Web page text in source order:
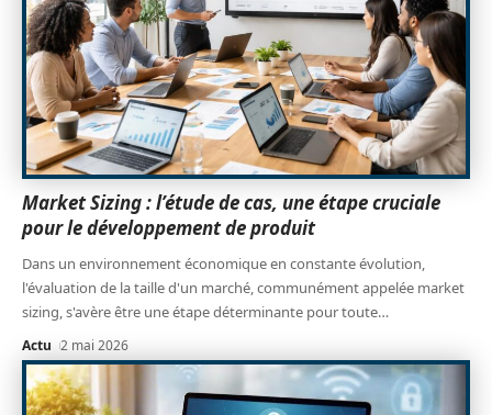
Market Sizing : l’étude de cas, une étape cruciale
pour le développement de produit
Dans un environnement économique en constante évolution,
l'évaluation de la taille d'un marché, communément appelée market
sizing, s'avère être une étape déterminante pour toute…
Actu 2 mai 2026